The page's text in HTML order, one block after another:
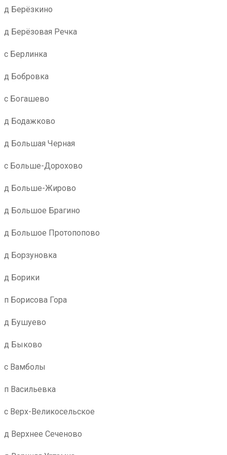
д Берёзкино
д Берёзовая Речка
с Берлинка
д Бобровка
с Богашево
д Бодажково
д Большая Черная
с Больше-Дорохово
д Больше-Жирово
д Большое Брагино
д Большое Протопопово
д Борзуновка
д Борики
п Борисова Гора
д Бушуево
д Быково
с Вамболы
п Васильевка
с Верх-Великосельское
д Верхнее Сеченово